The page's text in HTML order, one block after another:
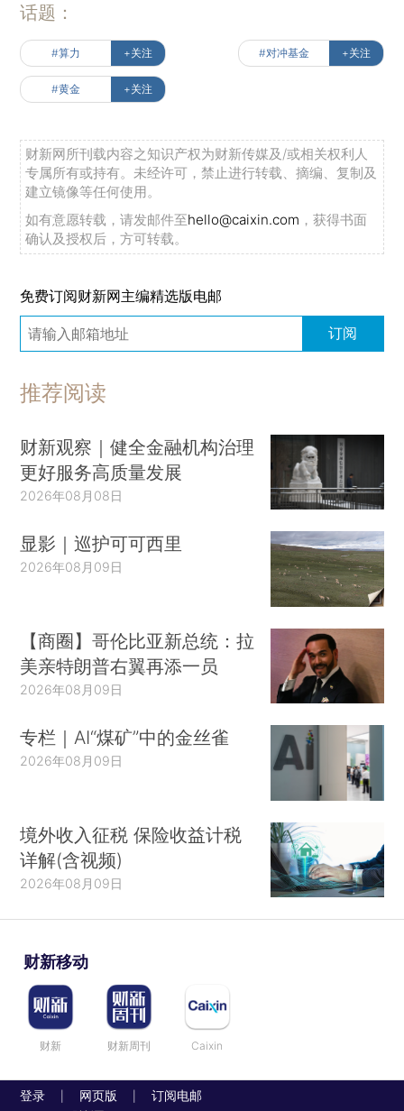
话题：
#算力 +关注 #对冲基金 +关注
#黄金 +关注
财新网所刊载内容之知识产权为财新传媒及/或相关权利人
专属所有或持有。未经许可，禁止进行转载、摘编、复制及
建立镜像等任何使用。
如有意愿转载，请发邮件至hello@caixin.com ，获得书面
确认及授权后，方可转载。
免费订阅财新网主编精选版电邮
订阅
推荐阅读
财新观察｜健全金融机构治理
更好服务高质量发展
2026年08月08日
显影｜巡护可可西里
2026年08月09日
【商圈】哥伦比亚新总统：拉
美亲特朗普右翼再添一员
2026年08月09日
专栏｜AI“煤矿”中的金丝雀
2026年08月09日
境外收入征税 保险收益计税
详解(含视频)
2026年08月09日
财新移动
财新 财新周刊 Caixin
登录 网页版 订阅电邮